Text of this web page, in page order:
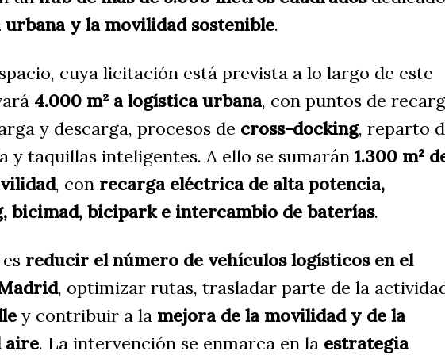
y la movilidad sostenible.
cuya licitación está prevista a lo largo de este
4.000 m² a logística urbana, con puntos de
y descarga, procesos de cross-docking, reparto
y taquillas inteligentes. A ello se sumarán1.300 m²
, con recarga eléctrica de alta potencia,
bicimad, bicipark e intercambio de baterías.
reducir el número de vehículos logísticos en el
, optimizar rutas, trasladar parte de la
y contribuir a la mejora de la movilidad y de la
aire. La intervención se enmarca en la estrategia